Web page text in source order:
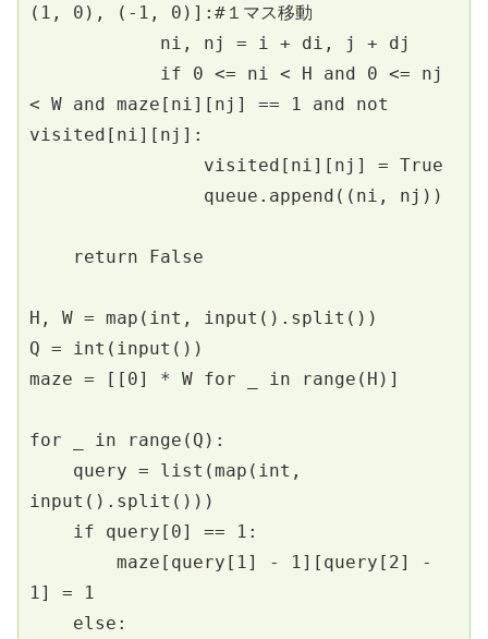
(1, 0), (-1, 0)]:#１マス移動
            ni, nj = i + di, j + dj
< W and maze[ni][nj] == 1 and not
visited[ni][nj]:
                visited[ni][nj] = True
                queue.append((ni, nj))
    return False
H, W = map(int, input().split())
Q = int(input())
maze = [[0] * W for _ in range(H)]
for _ in range(Q):
input().split()))
    if query[0] == 1:
1] = 1
    else: